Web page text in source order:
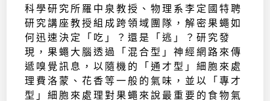
科學研究所羅中泉教授、物理系李定國特聘
研究講座教授組成跨領域團隊，解密果蠅如
何迅速決定「吃」？還是「逃」？研究發
現，果蠅大腦透過「混合型」神經網路來傳
遞嗅覺訊息，以隨機的「通才型」細胞來處
理費洛蒙、花香等一般的氣味，並以「專才
型」細胞來處理對果蠅來說最重要的食物氣